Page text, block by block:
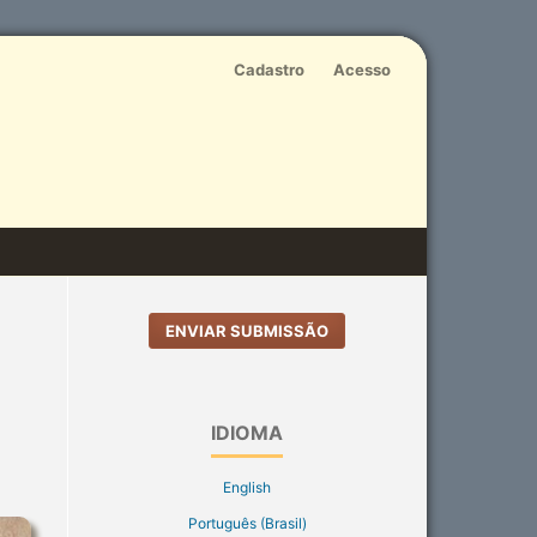
Cadastro Acesso
ENVIAR SUBMISSÃO
IDIOMA
English
Português (Brasil)